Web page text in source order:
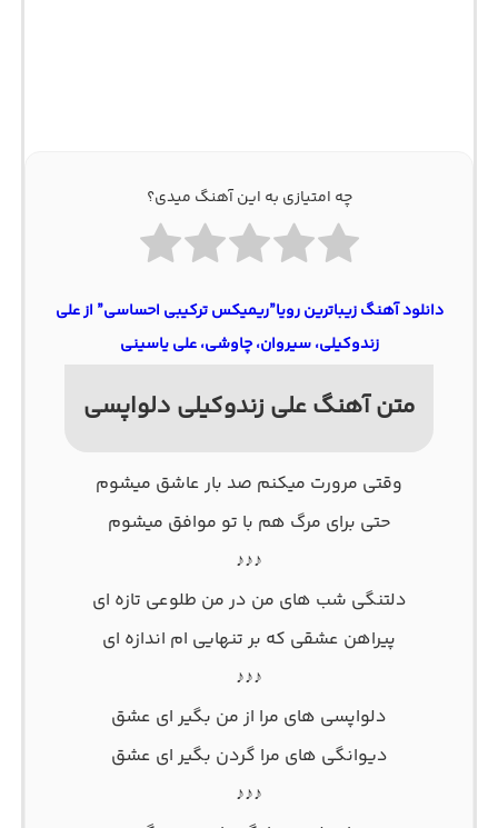
چه امتیازی به این آهنگ میدی؟
دانلود آهنگ زیباترین رویا”ریمیکس ترکیبی احساسی” از علی
زندوکیلی، سیروان، چاوشی، علی یاسینی
متن آهنگ علی زندوکیلی دلواپسی
وقتی مرورت میکنم صد بار عاشق میشوم
حتی برای مرگ هم با تو موافق میشوم
♪♪♪
دلتنگی شب های من در من طلوعی تازه ای
پیراهن عشقی که بر تنهایی ام اندازه ای
♪♪♪
دلواپسی های مرا از من بگیر ای عشق
دیوانگی های مرا گردن بگیر ای عشق
♪♪♪